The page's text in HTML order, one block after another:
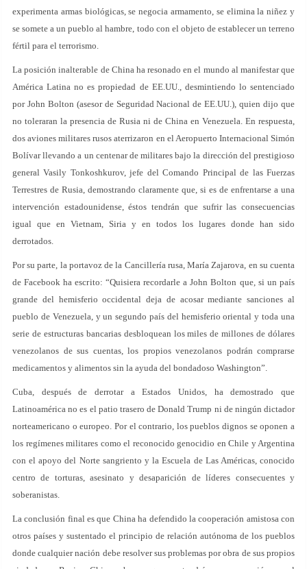
experimenta armas biológicas, se negocia armamento, se elimina la niñez y
se somete a un pueblo al hambre, todo con el objeto de establecer un terreno
fértil para el terrorismo.
La posición inalterable de China ha resonado en el mundo al manifestar que
América Latina no es propiedad de EE.UU., desmintiendo lo sentenciado
por John Bolton (asesor de Seguridad Nacional de EE.UU.), quien dijo que
no toleraran la presencia de Rusia ni de China en Venezuela. En respuesta,
dos aviones militares rusos aterrizaron en el Aeropuerto Internacional Simón
Bolívar llevando a un centenar de militares bajo la dirección del prestigioso
general Vasily Tonkoshkurov, jefe del Comando Principal de las Fuerzas
Terrestres de Rusia, demostrando claramente que, si es de enfrentarse a una
intervención estadounidense, éstos tendrán que sufrir las consecuencias
igual que en Vietnam, Siria y en todos los lugares donde han sido
derrotados.
Por su parte, la portavoz de la Cancillería rusa, María Zajarova, en su cuenta
de Facebook ha escrito: “Quisiera recordarle a John Bolton que, si un país
grande del hemisferio occidental deja de acosar mediante sanciones al
pueblo de Venezuela, y un segundo país del hemisferio oriental y toda una
serie de estructuras bancarias desbloquean los miles de millones de dólares
venezolanos de sus cuentas, los propios venezolanos podrán comprarse
medicamentos y alimentos sin la ayuda del bondadoso Washington”.
Cuba, después de derrotar a Estados Unidos, ha demostrado que
Latinoamérica no es el patio trasero de Donald Trump ni de ningún dictador
norteamericano o europeo. Por el contrario, los pueblos dignos se oponen a
los regímenes militares como el reconocido genocidio en Chile y Argentina
con el apoyo del Norte sangriento y la Escuela de Las Américas, conocido
centro de torturas, asesinato y desaparición de líderes consecuentes y
soberanistas.
La conclusión final es que China ha defendido la cooperación amistosa con
otros países y sustentado el principio de relación autónoma de los pueblos
donde cualquier nación debe resolver sus problemas por obra de sus propios